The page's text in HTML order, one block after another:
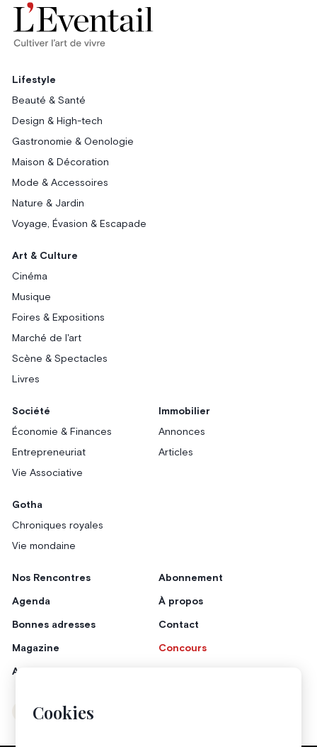
Cookies
Lifestyle
Beauté & Santé
Design & High-tech
Gastronomie & Oenologie
Maison & Décoration
Mode & Accessoires
Nature & Jardin
Voyage, Évasion & Escapade
Art & Culture
Cinéma
Musique
Foires & Expositions
Marché de l'art
Scène & Spectacles
Livres
Société
Économie & Finances
Entrepreneuriat
Vie Associative
Immobilier
Annonces
Articles
Gotha
Chroniques royales
Vie mondaine
Nos Rencontres
Agenda
Bonnes adresses
Magazine
Annonceurs
Abonnement
À propos
Contact
Concours
Instagram